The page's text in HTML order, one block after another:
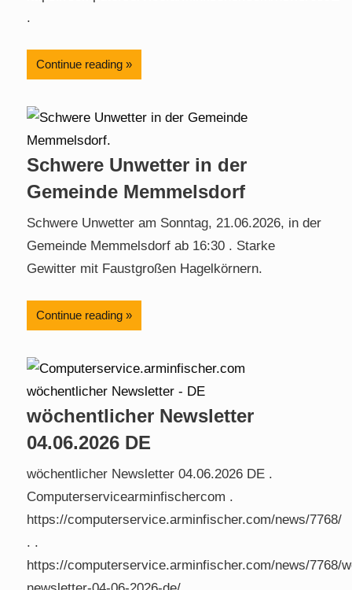
.
Continue reading
Schwere Unwetter in der
Gemeinde Memmelsdorf
Schwere Unwetter am Sonntag, 21.06.2026, in der
Gemeinde Memmelsdorf ab 16:30 . Starke
Gewitter mit Faustgroßen Hagelkörnern.
Continue reading
wöchentlicher Newsletter
04.06.2026 DE
wöchentlicher Newsletter 04.06.2026 DE .
Computerservicearminfischercom .
https://computerservice.arminfischer.com/news/7768/
. .
https://computerservice.arminfischer.com/news/7768/